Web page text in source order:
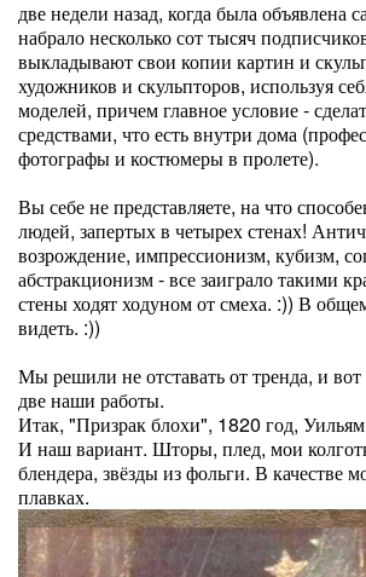
две недели назад, когда была объявлена
набрало несколько сот тысяч
выкладывают свои копии картин и
художников и скульпторов, используя
моделей, причем главное условие -
средствами, что есть внутри дома
фотографы и костюмеры в пролете).
Вы себе не представляете, на что
людей, запертых в четырех стенах!
возрождение, импрессионизм, кубизм,
абстракционизм - все заиграло такими
стены ходят ходуном от смеха. :)) В
видеть. :))
Мы решили не отставать от тренда, и
две наши работы.
Итак, "Призрак блохи", 1820 год,
И наш вариант. Шторы, плед, мои
блендера, звёзды из фольги. В качестве
плавках.